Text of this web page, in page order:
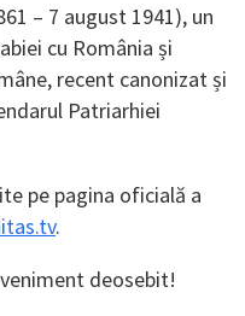
– 7 august 1941), un
cu România și
recent canonizat și
Patriarhiei
pe pagina oficială a
.
deosebit!